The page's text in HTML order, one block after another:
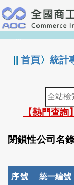
跳
到
主
要
:::
||首頁〉統計
全
站
檢
索
【熱門查
閉鎖性公司名
序號 統一編號